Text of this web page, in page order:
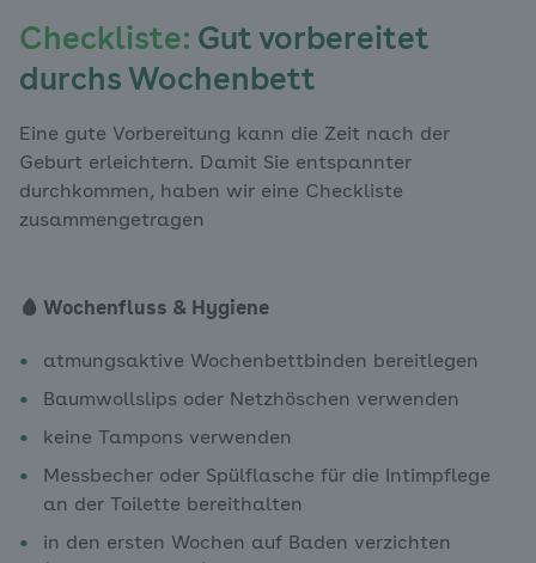
Checkliste: Gut vorbereitet
durchs Wochenbett
Eine gute Vorbereitung kann die Zeit nach der
Geburt erleichtern. Damit Sie entspannter
durchkommen, haben wir eine Checkliste
zusammengetragen
🩸 Wochenfluss & Hygiene
atmungsaktive Wochenbettbinden bereitlegen
Baumwollslips oder Netzhöschen verwenden
keine Tampons verwenden
Messbecher oder Spülflasche für die Intimpflege
an der Toilette bereithalten
in den ersten Wochen auf Baden verzichten